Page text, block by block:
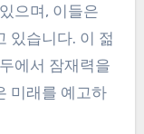
으며, 이들은
있습니다. 이 젊
에서 잠재력을
미래를 예고하